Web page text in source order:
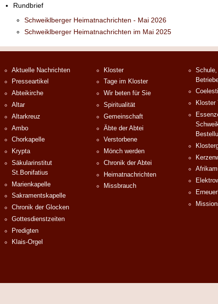
Rundbrief
Schweiklberger Heimatnachrichten - Mai 2026
Schweiklberger Heimatnachrichten im Mai 2025
Aktuelle Nachrichten
Presseartikel
Abteikirche
Altar
Altarkreuz
Ambo
Chorkapelle
Krypta
Säkularinstitut
St.Bonifatius
Marienkapelle
Sakramentskapelle
Chronik der Glocken
Gottesdienstzeiten
Predigten
Klais-Orgel
Kloster
Tage im Kloster
Wir beten für Sie
Spiritualität
Gemeinschaft
Äbte der Abtei
Verstorbene
Mönch werden
Chronik der Abtei
Heimatnachrichten
Missbrauch
Kloster